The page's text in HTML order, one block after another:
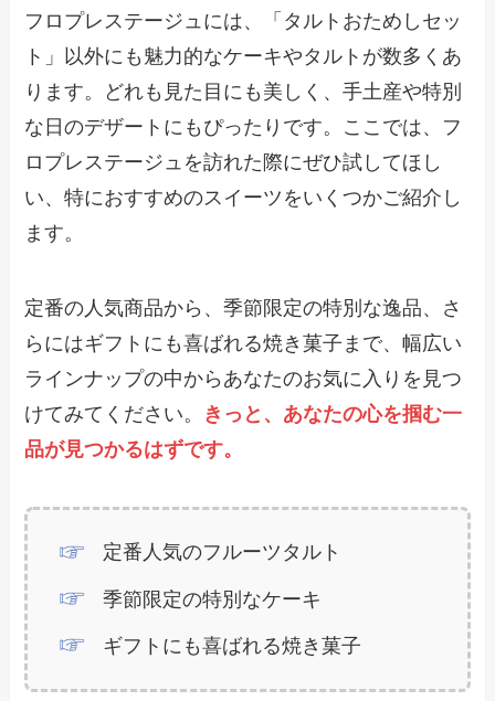
フロプレステージュには、「タルトおためしセッ
ト」以外にも魅力的なケーキやタルトが数多くあ
ります。どれも見た目にも美しく、手土産や特別
な日のデザートにもぴったりです。ここでは、フ
ロプレステージュを訪れた際にぜひ試してほし
い、特におすすめのスイーツをいくつかご紹介し
ます。
定番の人気商品から、季節限定の特別な逸品、さ
らにはギフトにも喜ばれる焼き菓子まで、幅広い
ラインナップの中からあなたのお気に入りを見つ
けてみてください。 きっと、あなたの心を掴む一
品が見つかるはずです。
定番人気のフルーツタルト
季節限定の特別なケーキ
ギフトにも喜ばれる焼き菓子